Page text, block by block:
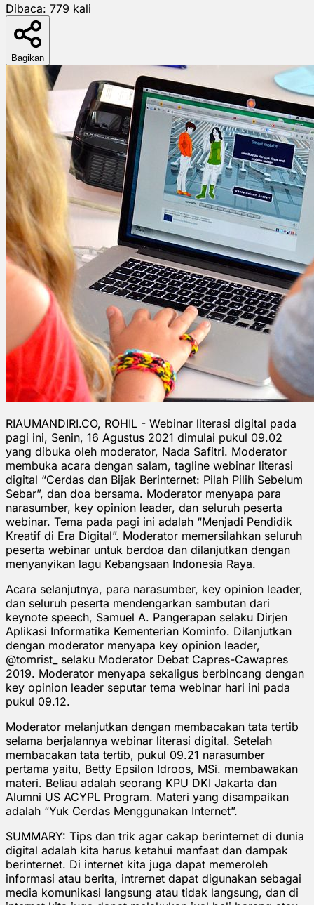
Dibaca: 779 kali
Bagikan
RIAUMANDIRI.CO, ROHIL - Webinar literasi digital pada
pagi ini, Senin, 16 Agustus 2021 dimulai pukul 09.02
yang dibuka oleh moderator, Nada Safitri. Moderator
membuka acara dengan salam, tagline webinar literasi
digital “Cerdas dan Bijak Berinternet: Pilah Pilih Sebelum
Sebar”, dan doa bersama. Moderator menyapa para
narasumber, key opinion leader, dan seluruh peserta
webinar. Tema pada pagi ini adalah “Menjadi Pendidik
Kreatif di Era Digital”. Moderator memersilahkan seluruh
peserta webinar untuk berdoa dan dilanjutkan dengan
menyanyikan lagu Kebangsaan Indonesia Raya.
Acara selanjutnya, para narasumber, key opinion leader,
dan seluruh peserta mendengarkan sambutan dari
keynote speech, Samuel A. Pangerapan selaku Dirjen
Aplikasi Informatika Kementerian Kominfo. Dilanjutkan
dengan moderator menyapa key opinion leader,
@tomrist_ selaku Moderator Debat Capres-Cawapres
2019. Moderator menyapa sekaligus berbincang dengan
key opinion leader seputar tema webinar hari ini pada
pukul 09.12.
Moderator melanjutkan dengan membacakan tata tertib
selama berjalannya webinar literasi digital. Setelah
membacakan tata tertib, pukul 09.21 narasumber
pertama yaitu, Betty Epsilon Idroos, MSi. membawakan
materi. Beliau adalah seorang KPU DKI Jakarta dan
Alumni US ACYPL Program. Materi yang disampaikan
adalah “Yuk Cerdas Menggunakan Internet”.
SUMMARY: Tips dan trik agar cakap berinternet di dunia
digital adalah kita harus ketahui manfaat dan dampak
berinternet. Di internet kita juga dapat memeroleh
informasi atau berita, intrernet dapat digunakan sebagai
media komunikasi langsung atau tidak langsung, dan di